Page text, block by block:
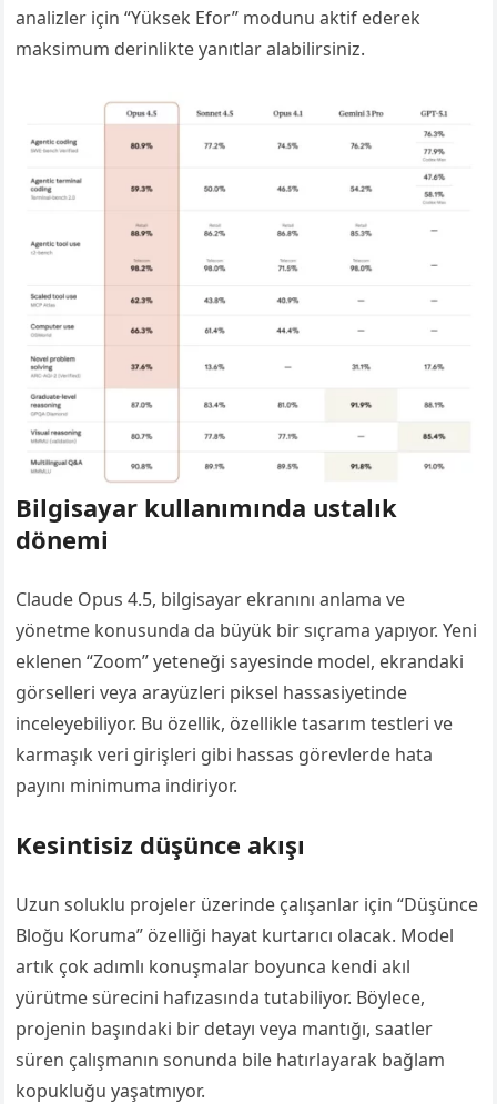
analizler için “Yüksek Efor” modunu aktif ederek
maksimum derinlikte yanıtlar alabilirsiniz.
Bilgisayar kullanımında ustalık
dönemi
Claude Opus 4.5, bilgisayar ekranını anlama ve
yönetme konusunda da büyük bir sıçrama yapıyor. Yeni
eklenen “Zoom” yeteneği sayesinde model, ekrandaki
görselleri veya arayüzleri piksel hassasiyetinde
inceleyebiliyor. Bu özellik, özellikle tasarım testleri ve
karmaşık veri girişleri gibi hassas görevlerde hata
payını minimuma indiriyor.
Kesintisiz düşünce akışı
Uzun soluklu projeler üzerinde çalışanlar için “Düşünce
Bloğu Koruma” özelliği hayat kurtarıcı olacak. Model
artık çok adımlı konuşmalar boyunca kendi akıl
yürütme sürecini hafızasında tutabiliyor. Böylece,
projenin başındaki bir detayı veya mantığı, saatler
süren çalışmanın sonunda bile hatırlayarak bağlam
kopukluğu yaşatmıyor.